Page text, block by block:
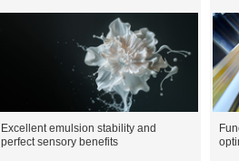
Excellent emulsion stability and
perfect sensory benefits